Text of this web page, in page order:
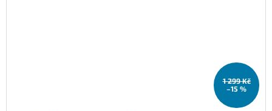
1 299 Kč
–15 %